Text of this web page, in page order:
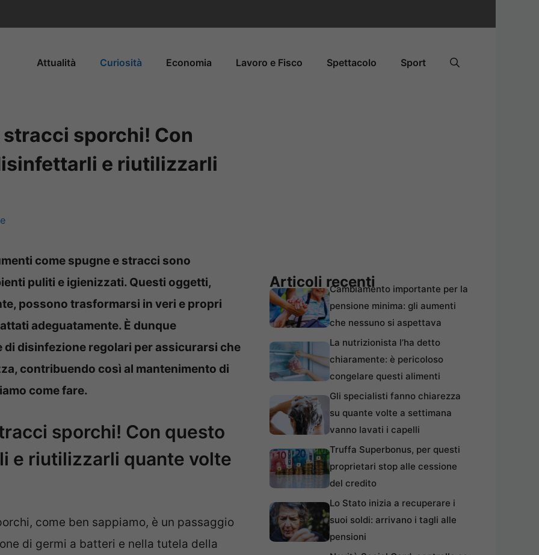
Attualità Curiosità Economia Lavoro e Fisco Spettacolo Sport
sporchi! Con
e riutilizzarli
come spugne e stracci sono
puliti e igienizzati. Questi oggetti,
possono trasformarsi in veri e propri
adeguatamente. È dunque
disinfezione regolari per assicurarsi che
contribuendo così al mantenimento di
come fare.
sporchi! Con questo
e riutilizzarli quante volte
come ben sappiamo, è un passaggio
di germi a batteri e nella tutela della
Articoli recentiCambiamento importante per la
pensione minima: gli aumenti
che nessuno si aspettava
La nutrizionista l’ha detto
chiaramente: è pericoloso
congelare questi alimenti
Gli specialisti fanno chiarezza
su quante volte a settimana
vanno lavati i capelli
Truffa Superbonus, per questi
proprietari stop alle cessione
del credito
Lo Stato inizia a recuperare i
suoi soldi: arrivano i tagli alle
pensioni